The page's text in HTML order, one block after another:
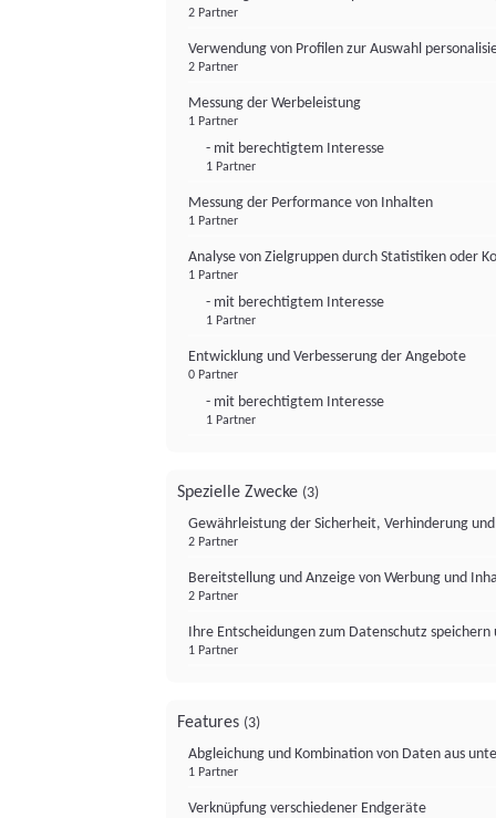
2 Partner
Verwendung von Profilen zur Auswahl
2 Partner
Messung der Werbeleistung
1 Partner
- mit berechtigtem Interesse
1 Partner
Messung der Performance von Inhalten
1 Partner
Analyse von Zielgruppen durch Statistiken oder
1 Partner
- mit berechtigtem Interesse
1 Partner
Entwicklung und Verbesserung der Angebote
0 Partner
- mit berechtigtem Interesse
1 Partner
Spezielle Zwecke (3)
Gewährleistung der Sicherheit, Verhinderung
2 Partner
Bereitstellung und Anzeige von Werbung und
2 Partner
Ihre Entscheidungen zum Datenschutz
1 Partner
Features (3)
Abgleichung und Kombination von Daten aus
1 Partner
Verknüpfung verschiedener Endgeräte